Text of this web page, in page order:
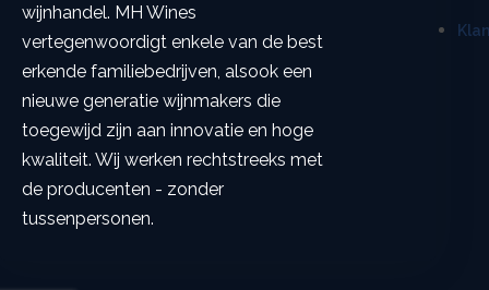
wijnhandel. MH Wines
vertegenwoordigt enkele van de best
erkende familiebedrijven, alsook een
nieuwe generatie wijnmakers die
toegewijd zijn aan innovatie en hoge
kwaliteit. Wij werken rechtstreeks met
de producenten - zonder
tussenpersonen.